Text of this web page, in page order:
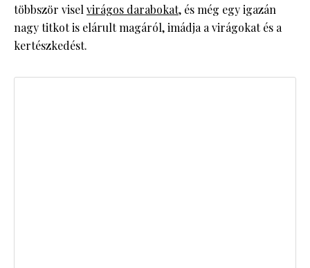
többször viselvirágos darabokat, és még egy igazán
nagy titkot is elárult magáról, imádja a virágokat és a
kertészkedést.